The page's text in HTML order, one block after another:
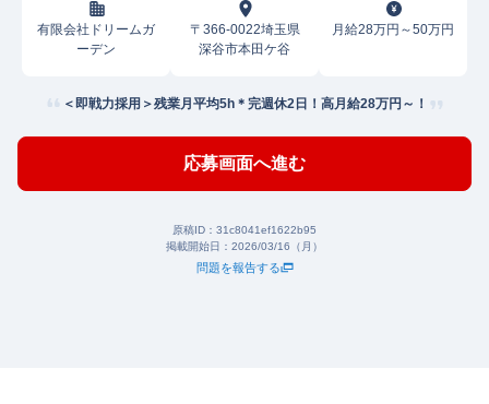
有限会社ドリームガ
ーデン
〒366-0022埼玉県
深谷市本田ケ谷
月給28万円～50万円
＜即戦力採用＞残業月平均5h＊完週休2日！高月給28万円～！
応募画面へ進む
原稿ID： 31c8041ef1622b95
掲載開始日： 2026/03/16（月）
問題を報告する